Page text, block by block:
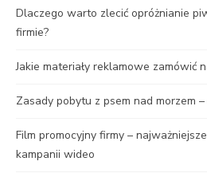
Dlaczego warto zlecić opróżnianie
firmie?
Jakie materiały reklamowe zamówić
Zasady pobytu z psem nad morzem
Film promocyjny firmy –
kampanii wideo